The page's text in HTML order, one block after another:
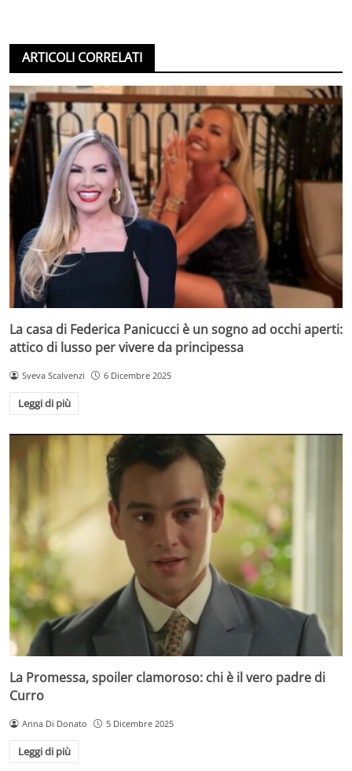
ARTICOLI CORRELATI
La casa di Federica Panicucci è un sogno ad occhi aperti:
attico di lusso per vivere da principessa
Sveva Scalvenzi 6 Dicembre 2025
Leggi di più
La Promessa, spoiler clamoroso: chi è il vero padre di
Curro
Anna Di Donato 5 Dicembre 2025
Leggi di più